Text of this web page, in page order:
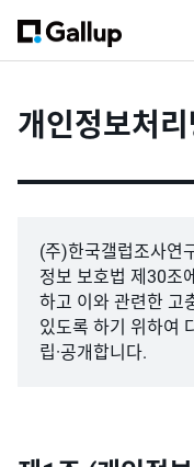
개인정보처리
(주)한국갤럽조사연
정보 보호법 제30조
하고 이와 관련한 고
있도록 하기 위하여
립·공개합니다.